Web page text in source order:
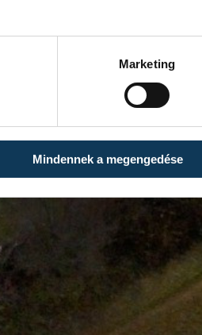
Marketing
Mindennek a megengedése